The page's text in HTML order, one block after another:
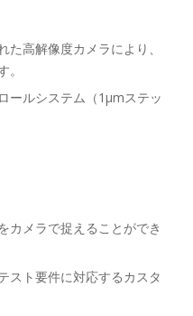
高解像度カメラにより、
ールシステム（1µmステッ
カメラで捉えることができ
スト要件に対応するカスタ